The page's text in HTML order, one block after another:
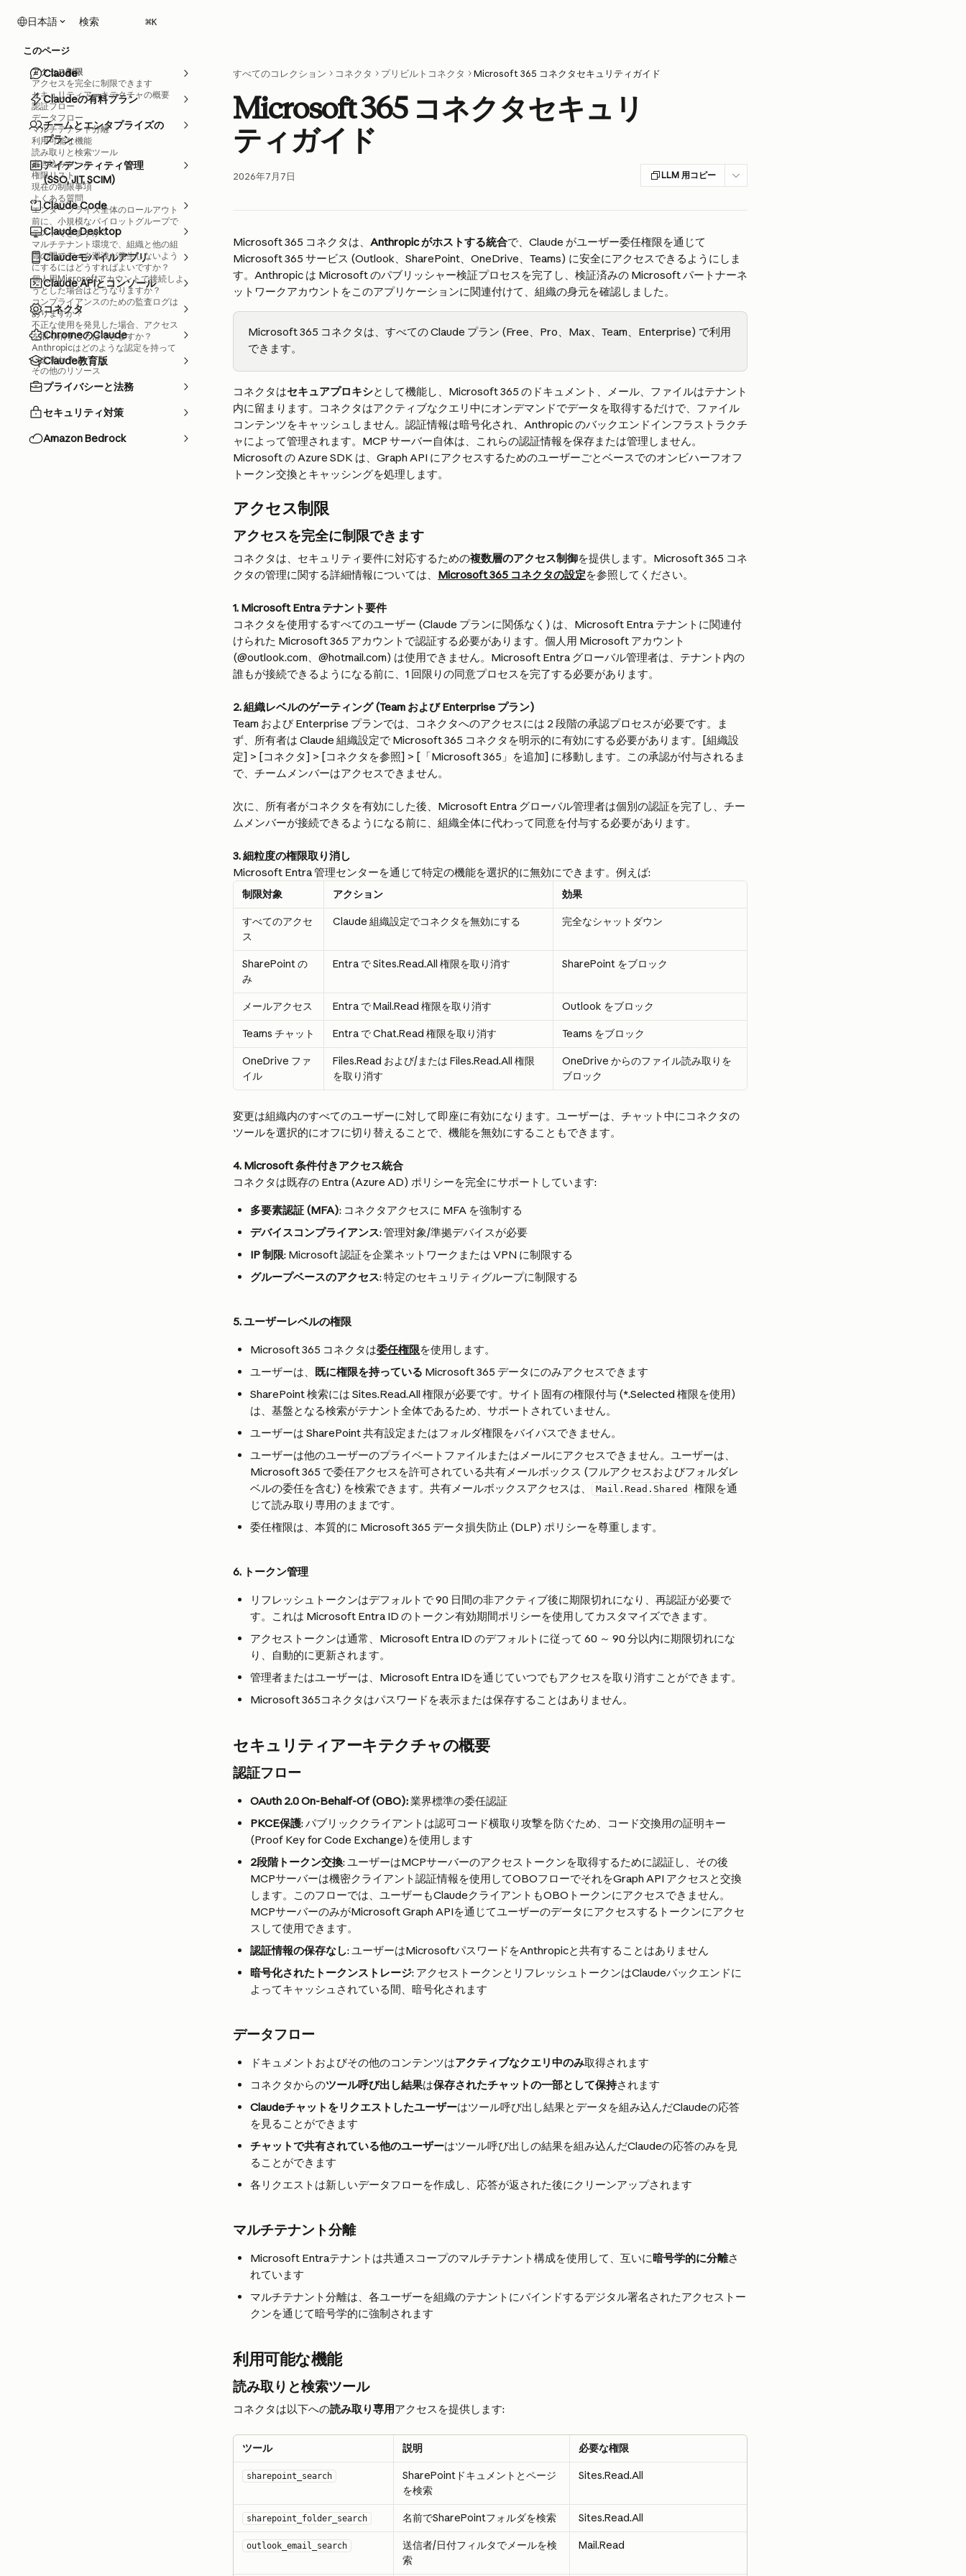
日本語 検索 ⌘K
Claude
Claudeの有料プラン
チームとエンタプライズの
プラン
アイデンティティ管理
(SSO, JIT, SCIM)
Claude Code
Claude Desktop
Claudeモバイルアプリ
Claude APIとコンソール
コネクタ
ChromeのClaude
Claude教育版
プライバシーと法務
セキュリティ対策
Amazon Bedrock
すべてのコレクション コネクタ プリビルトコネクタ Microsoft 365 コネクタセキュリティガイド
Microsoft 365 コネクタセキュリ
ティガイド
2026年7月7日 LLM 用コピー
Microsoft 365 コネクタは、 Anthropic がホストする統合で、Claude がユーザー委任権限を通じて
Microsoft 365 サービス (Outlook、SharePoint、OneDrive、Teams) に安全にアクセスできるようにしま
す。Anthropic は Microsoft のパブリッシャー検証プロセスを完了し、検証済みの Microsoft パートナーネ
ットワークアカウントをこのアプリケーションに関連付けて、組織の身元を確認しました。
Microsoft 365 コネクタは、すべての Claude プラン (Free、Pro、Max、Team、Enterprise) で利用
できます。
コネクタはセキュアプロキシとして機能し、Microsoft 365 のドキュメント、メール、ファイルはテナント
内に留まります。コネクタはアクティブなクエリ中にオンデマンドでデータを取得するだけで、ファイル
コンテンツをキャッシュしません。認証情報は暗号化され、Anthropic のバックエンドインフラストラクチ
ャによって管理されます。MCP サーバー自体は、これらの認証情報を保存または管理しません。
Microsoft の Azure SDK は、Graph API にアクセスするためのユーザーごとベースでのオンビハーフオフ
トークン交換とキャッシングを処理します。
アクセス制限
アクセスを完全に制限できます
コネクタは、セキュリティ要件に対応するための複数層のアクセス制御を提供します。Microsoft 365 コネ
クタの管理に関する詳細情報については、 Microsoft 365 コネクタの設定を参照してください。
1. Microsoft Entra テナント要件
コネクタを使用するすべてのユーザー (Claude プランに関係なく) は、Microsoft Entra テナントに関連付
けられた Microsoft 365 アカウントで認証する必要があります。個人用 Microsoft アカウント
(@outlook.com、@hotmail.com) は使用できません。Microsoft Entra グローバル管理者は、テナント内の
誰もが接続できるようになる前に、1 回限りの同意プロセスを完了する必要があります。
2. 組織レベルのゲーティング (Team および Enterprise プラン)
Team および Enterprise プランでは、コネクタへのアクセスには 2 段階の承認プロセスが必要です。ま
ず、所有者は Claude 組織設定で Microsoft 365 コネクタを明示的に有効にする必要があります。[組織設
定] > [コネクタ] > [コネクタを参照] > [「Microsoft 365」を追加] に移動します。この承認が付与されるま
で、チームメンバーはアクセスできません。
次に、所有者がコネクタを有効にした後、Microsoft Entra グローバル管理者は個別の認証を完了し、チー
ムメンバーが接続できるようになる前に、組織全体に代わって同意を付与する必要があります。
3. 細粒度の権限取り消し
Microsoft Entra 管理センターを通じて特定の機能を選択的に無効にできます。例えば:
制限対象 アクション 効果
すべてのアクセ
ス
Claude 組織設定でコネクタを無効にする 完全なシャットダウン
SharePoint の
み
Entra で Sites.Read.All 権限を取り消す SharePoint をブロック
メールアクセス Entra で Mail.Read 権限を取り消す Outlook をブロック
Teams チャット Entra で Chat.Read 権限を取り消す Teams をブロック
OneDrive ファ
イル
Files.Read および/または Files.Read.All 権限
を取り消す
OneDrive からのファイル読み取りを
ブロック
変更は組織内のすべてのユーザーに対して即座に有効になります。ユーザーは、チャット中にコネクタの
ツールを選択的にオフに切り替えることで、機能を無効にすることもできます。
4. Microsoft 条件付きアクセス統合
コネクタは既存の Entra (Azure AD) ポリシーを完全にサポートしています:
多要素認証 (MFA): コネクタアクセスに MFA を強制する
デバイスコンプライアンス: 管理対象/準拠デバイスが必要
IP 制限: Microsoft 認証を企業ネットワークまたは VPN に制限する
グループベースのアクセス: 特定のセキュリティグループに制限する
5. ユーザーレベルの権限
Microsoft 365 コネクタは委任権限を使用します。
ユーザーは、 既に権限を持っている Microsoft 365 データにのみアクセスできます
SharePoint 検索には Sites.Read.All 権限が必要です。サイト固有の権限付与 (*.Selected 権限を使用)
は、基盤となる検索がテナント全体であるため、サポートされていません。
ユーザーは SharePoint 共有設定またはフォルダ権限をバイパスできません。
ユーザーは他のユーザーのプライベートファイルまたはメールにアクセスできません。ユーザーは、
Microsoft 365 で委任アクセスを許可されている共有メールボックス (フルアクセスおよびフォルダレ
ベルの委任を含む) を検索できます。共有メールボックスアクセスは、
Mail.Read.Shared
権限を通
じて読み取り専用のままです。
委任権限は、本質的に Microsoft 365 データ損失防止 (DLP) ポリシーを尊重します。
6. トークン管理
リフレッシュトークンはデフォルトで 90 日間の非アクティブ後に期限切れになり、再認証が必要で
す。これは Microsoft Entra ID のトークン有効期間ポリシーを使用してカスタマイズできます。
アクセストークンは通常、Microsoft Entra ID のデフォルトに従って 60 ～ 90 分以内に期限切れにな
り、自動的に更新されます。
管理者またはユーザーは、Microsoft Entra IDを通じていつでもアクセスを取り消すことができます。
Microsoft 365コネクタはパスワードを表示または保存することはありません。
セキュリティアーキテクチャの概要
認証フロー
OAuth 2.0 On-Behalf-Of (OBO): 業界標準の委任認証
PKCE保護: パブリッククライアントは認可コード横取り攻撃を防ぐため、コード交換用の証明キー
(Proof Key for Code Exchange)を使用します
2段階トークン交換: ユーザーはMCPサーバーのアクセストークンを取得するために認証し、その後
MCPサーバーは機密クライアント認証情報を使用してOBOフローでそれをGraph API アクセスと交換
します。このフローでは、ユーザーもClaudeクライアントもOBOトークンにアクセスできません。
MCPサーバーのみがMicrosoft Graph APIを通じてユーザーのデータにアクセスするトークンにアクセ
スして使用できます。
認証情報の保存なし: ユーザーはMicrosoftパスワードをAnthropicと共有することはありません
暗号化されたトークンストレージ: アクセストークンとリフレッシュトークンはClaudeバックエンドに
よってキャッシュされている間、暗号化されます
データフロー
ドキュメントおよびその他のコンテンツはアクティブなクエリ中のみ取得されます
コネクタからのツール呼び出し結果は保存されたチャットの一部として保持されます
Claudeチャットをリクエストしたユーザーはツール呼び出し結果とデータを組み込んだClaudeの応答
を見ることができます
チャットで共有されている他のユーザーはツール呼び出しの結果を組み込んだClaudeの応答のみを見
ることができます
各リクエストは新しいデータフローを作成し、応答が返された後にクリーンアップされます
マルチテナント分離
Microsoft Entraテナントは共通スコープのマルチテナント構成を使用して、互いに暗号学的に分離さ
れています
マルチテナント分離は、各ユーザーを組織のテナントにバインドするデジタル署名されたアクセストー
クンを通じて暗号学的に強制されます
利用可能な機能
読み取りと検索ツール
コネクタは以下への読み取り専用アクセスを提供します:
ツール 説明 必要な権限
sharepoint_search
SharePointドキュメントとページ
を検索
Sites.Read.All
sharepoint_folder_search 名前でSharePointフォルダを検索 Sites.Read.All
outlook_email_search
送信者/日付フィルタでメールを検
索
Mail.Read
このページ
アクセス制限
アクセスを完全に制限できます
セキュリティアーキテクチャの概要
認証フロー
データフロー
マルチテナント分離
利用可能な機能
読み取りと検索ツール
書き込みツール
権限リスト
現在の制限事項
よくある質問
エンタープライズ全体のロールアウト
前に、小規模なパイロットグループで
テストできますか？
マルチテナント環境で、組織と他の組
織の間でデータ漏洩が発生しないよう
にするにはどうすればよいですか？
個人用Microsoftアカウントで接続しよ
うとした場合はどうなりますか？
コンプライアンスのための監査ログは
ありますか？
不正な使用を発見した場合、アクセス
を取り消すことはできますか？
Anthropicはどのような認定を持って
いますか？
その他のリソース